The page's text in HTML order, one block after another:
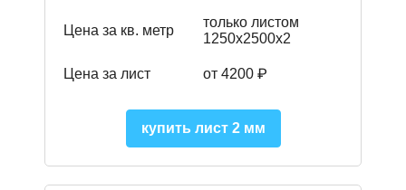
Цена за кв. метр
только листом
1250х2500х2
Цена за лист от 4200 ₽
купить лист 2 мм